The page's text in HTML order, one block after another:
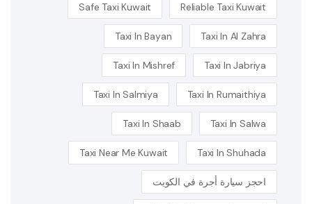
Reliable Taxi Kuwait
Safe Taxi Kuwait
Taxi In Al Zahra
Taxi In Bayan
Taxi In Jabriya
Taxi In Mishref
Taxi In Rumaithiya
Taxi In Salmiya
Taxi In Salwa
Taxi In Shaab
Taxi In Shuhada
Taxi Near Me Kuwait
احجز سيارة أجرة في الكويت